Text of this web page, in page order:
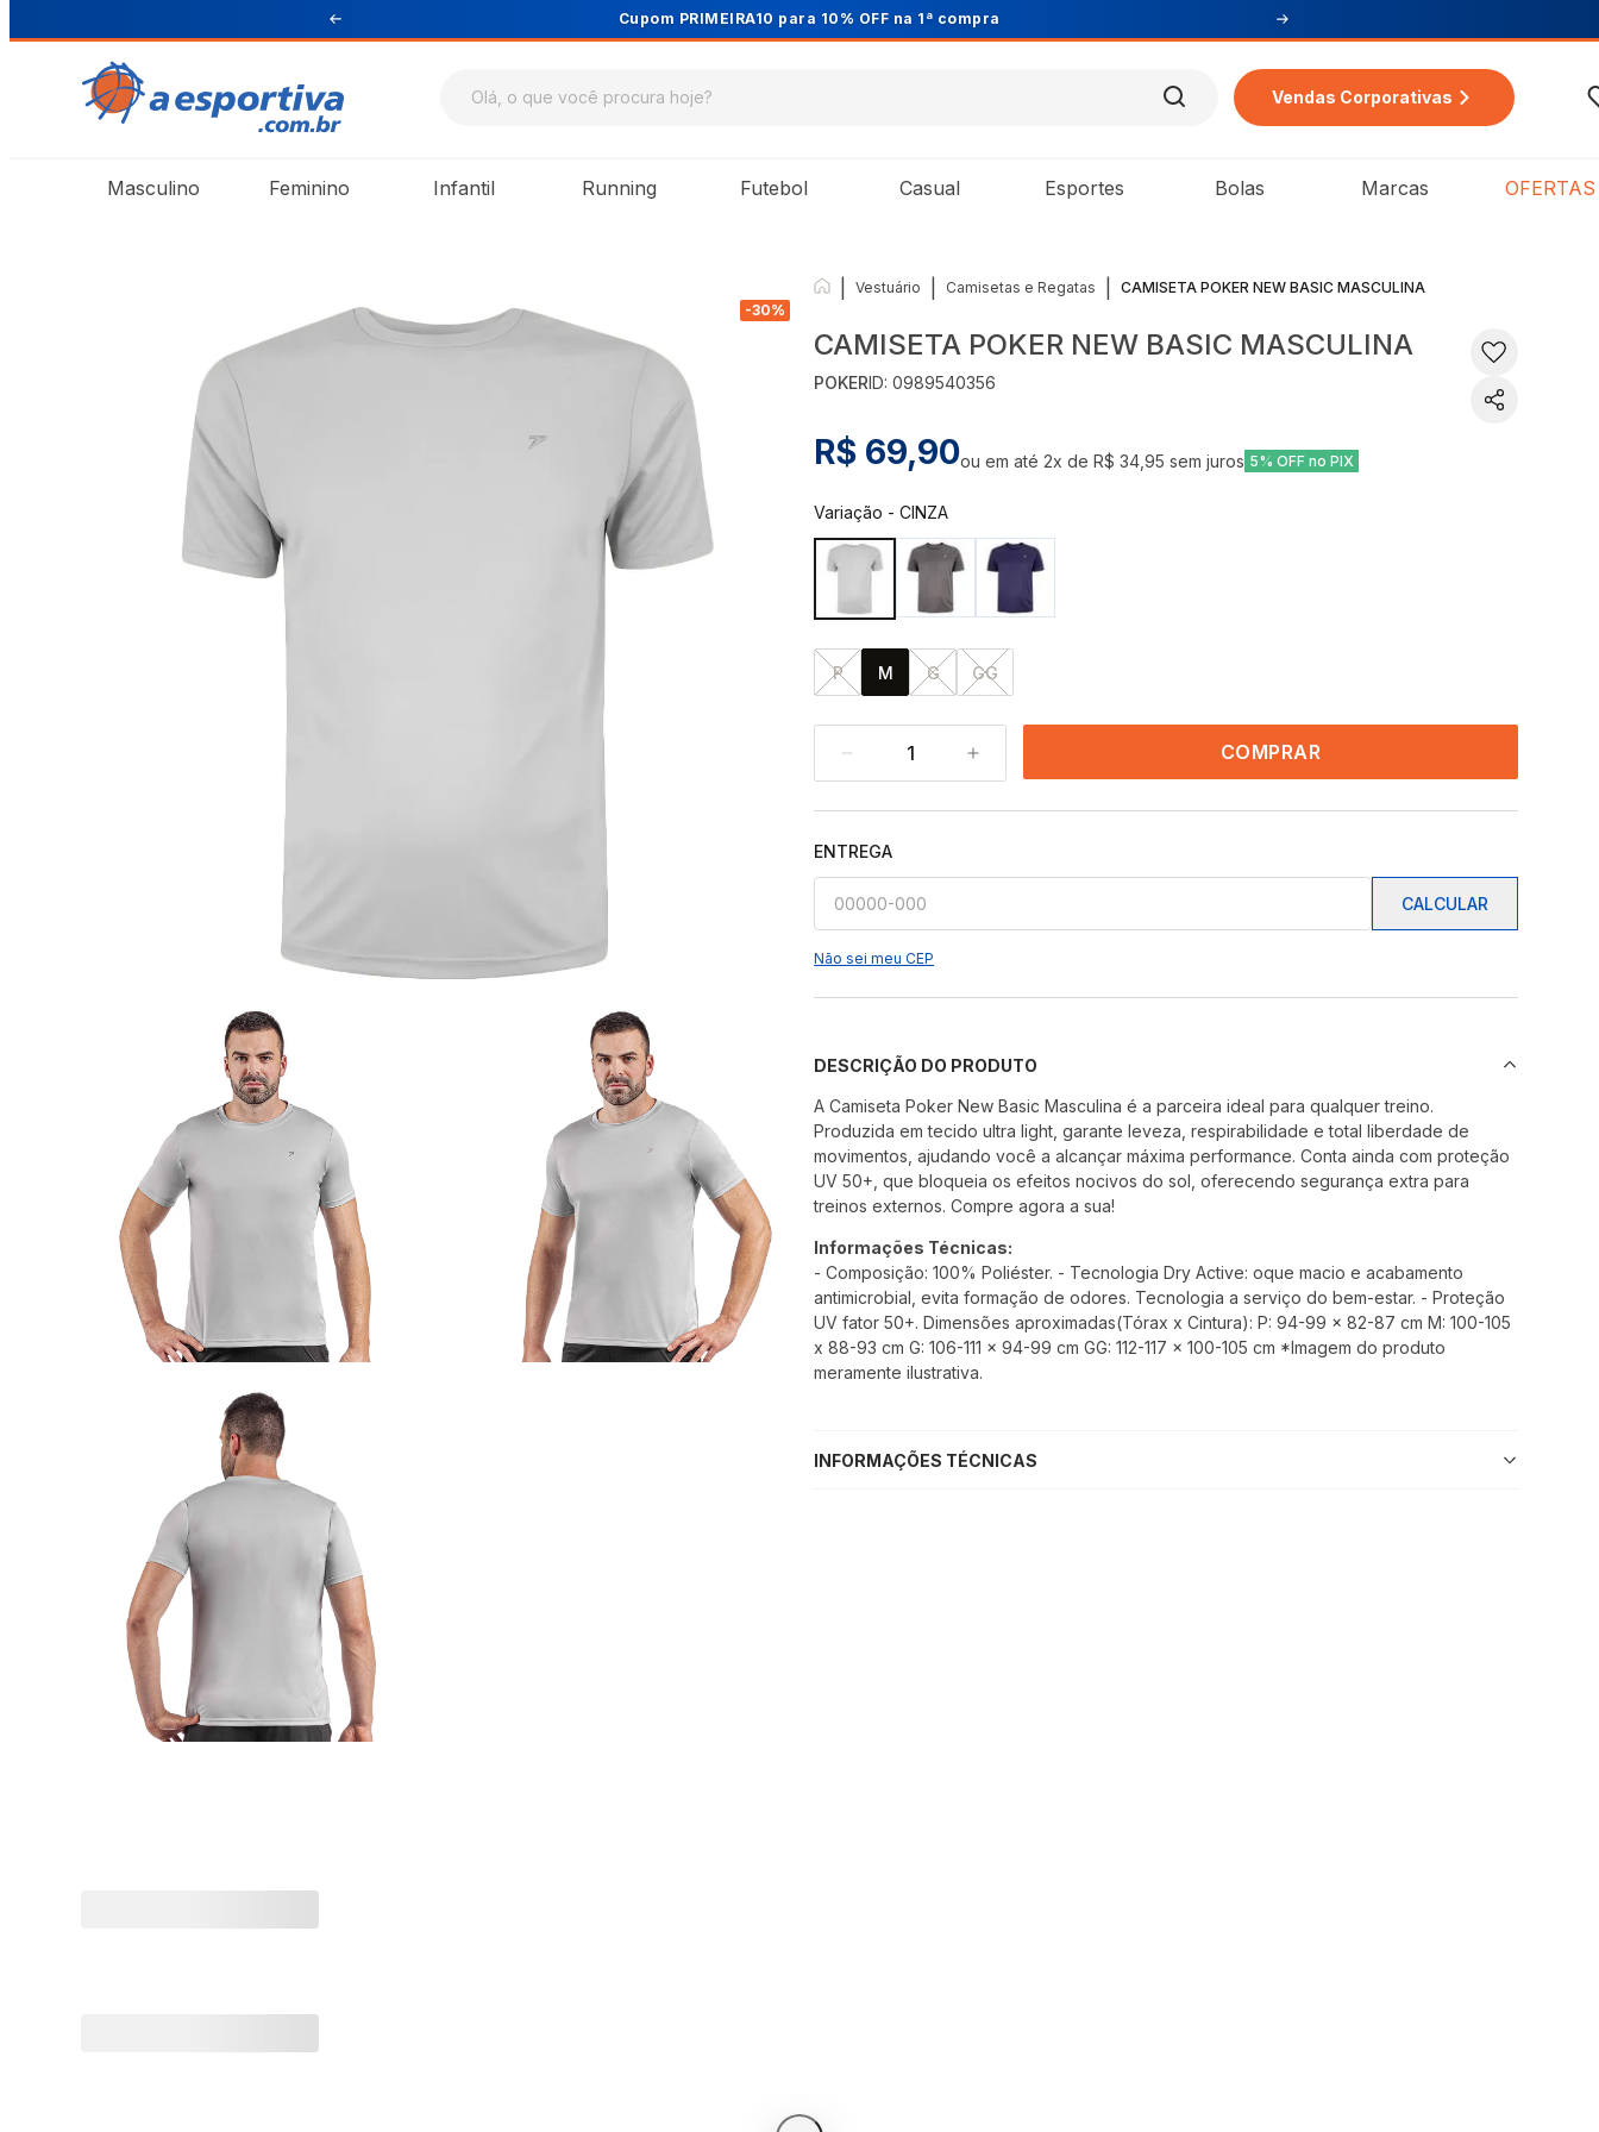
Cupom PRIMEIRA10 para 10% OFF na 1ª compra
Vendas Corporativas
Masculino Feminino Infantil Running Futebol Casual Esportes Bolas Marcas OFERTAS
-30%
Vestuário Camisetas e Regatas CAMISETA POKER NEW BASIC MASCULINA
CAMISETA POKER NEW BASIC MASCULINA
POKERID:0989540356
R$ 69,90ou em até 2x deR$ 34,95 sem juros 5% OFF no PIX
Variação -CINZA
P M G GG
1 COMPRAR
ENTREGA
CALCULAR
Não sei meu CEP
DESCRIÇÃO DO PRODUTO
A Camiseta Poker New Basic Masculina é a parceira ideal para qualquer treino.
Produzida em tecido ultra light, garante leveza, respirabilidade e total liberdade de
movimentos, ajudando você a alcançar máxima performance. Conta ainda com proteção
UV 50+, que bloqueia os efeitos nocivos do sol, oferecendo segurança extra para
treinos externos. Compre agora a sua!
Informações Técnicas:
- Composição: 100% Poliéster. - Tecnologia Dry Active: oque macio e acabamento
antimicrobial, evita formação de odores. Tecnologia a serviço do bem-estar. - Proteção
UV fator 50+. Dimensões aproximadas(Tórax x Cintura): P: 94-99 x 82-87 cm M: 100-105
x 88-93 cm G: 106-111 x 94-99 cm GG: 112-117 x 100-105 cm *Imagem do produto
meramente ilustrativa.
INFORMAÇÕES TÉCNICAS